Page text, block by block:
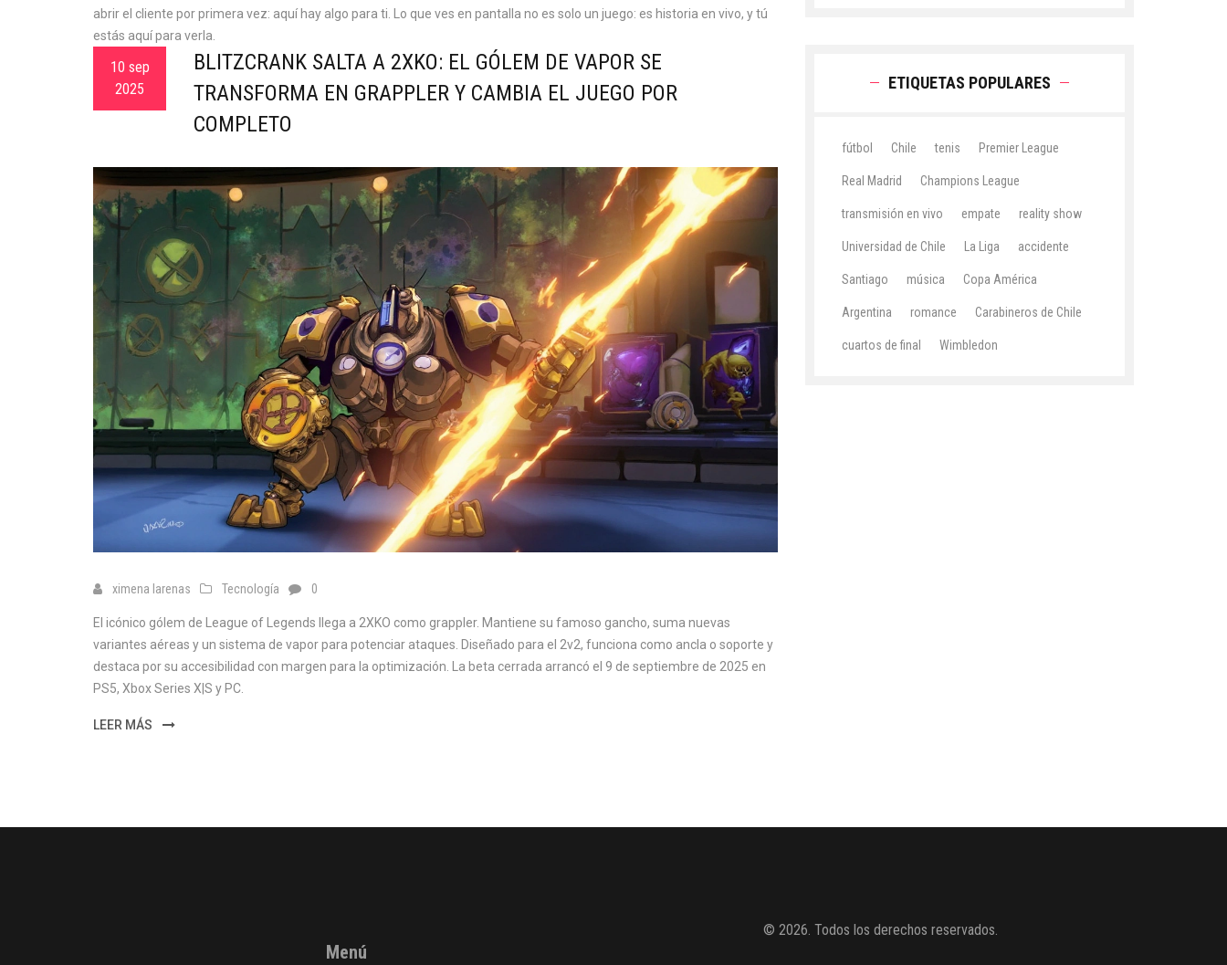
abrir el cliente por primera vez: aquí hay algo para ti. Lo que ves en pantalla no es solo un juego: es historia en vivo, y tú
estás aquí para verla.
10 sep
2025
BLITZCRANK SALTA A 2XKO: EL GÓLEM DE VAPOR SE
TRANSFORMA EN GRAPPLER Y CAMBIA EL JUEGO POR
COMPLETO
ximena larenas Tecnología 0
El icónico gólem de League of Legends llega a 2XKO como grappler. Mantiene su famoso gancho, suma nuevas
variantes aéreas y un sistema de vapor para potenciar ataques. Diseñado para el 2v2, funciona como ancla o soporte y
destaca por su accesibilidad con margen para la optimización. La beta cerrada arrancó el 9 de septiembre de 2025 en
PS5, Xbox Series X|S y PC.
LEER MÁS
ETIQUETAS POPULARES
fútbol Chile tenis Premier League
Real Madrid Champions League
transmisión en vivo empate reality show
Universidad de Chile La Liga accidente
Santiago música Copa América
Argentina romance Carabineros de Chile
cuartos de final Wimbledon
Menú
© 2026. Todos los derechos reservados.